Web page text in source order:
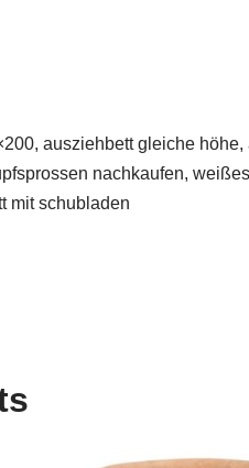
ausziehbett gleiche
nachkaufen,
mit schubladen